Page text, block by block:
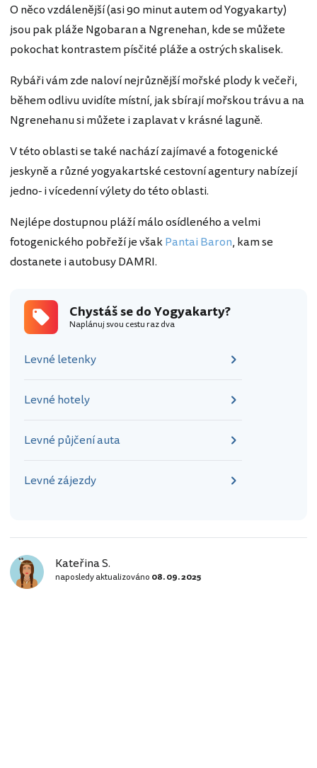
O něco vzdálenější (asi 90 minut autem od Yogyakarty)
jsou pak pláže Ngobaran a Ngrenehan, kde se můžete
pokochat kontrastem písčité pláže a ostrých skalisek.
Rybáři vám zde naloví nejrůznější mořské plody k večeři,
během odlivu uvidíte místní, jak sbírají mořskou trávu a na
Ngrenehanu si můžete i zaplavat v krásné laguně.
V této oblasti se také nachází zajímavé a fotogenické
jeskyně a různé yogyakartské cestovní agentury nabízejí
jedno- i vícedenní výlety do této oblasti.
Nejlépe dostupnou pláží málo osídleného a velmi
fotogenického pobřeží je všakPantai Baron, kam se
dostanete i autobusy DAMRI.
Chystáš se do Yogyakarty?
Naplánuj svou cestu raz dva
Levné letenky
Levné hotely
Levné půjčení auta
Levné zájezdy
Kateřina S.
naposledy aktualizováno 08. 09. 2025